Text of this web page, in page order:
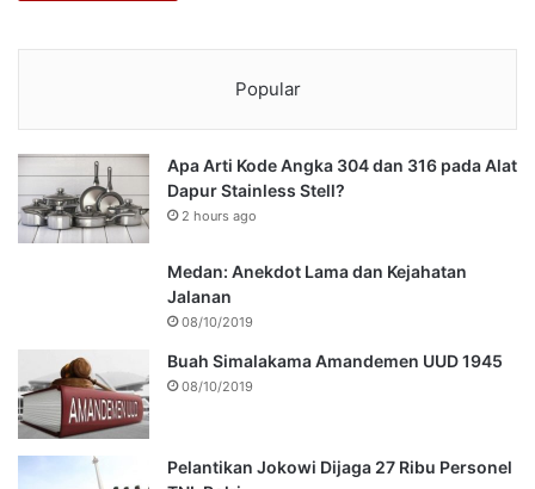
Popular
Apa Arti Kode Angka 304 dan 316 pada Alat
Dapur Stainless Stell?
2 hours ago
Medan: Anekdot Lama dan Kejahatan
Jalanan
08/10/2019
Buah Simalakama Amandemen UUD 1945
08/10/2019
Pelantikan Jokowi Dijaga 27 Ribu Personel